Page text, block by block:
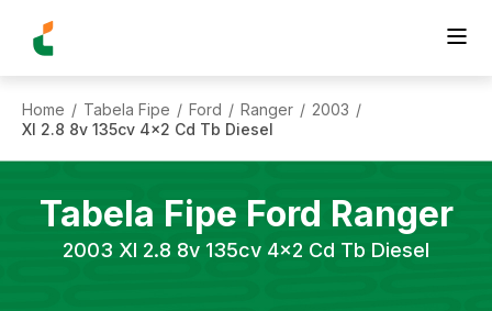
Home / Tabela Fipe / Ford / Ranger / 2003 /
Xl 2.8 8v 135cv 4x2 Cd Tb Diesel
Tabela Fipe Ford Ranger
2003 Xl 2.8 8v 135cv 4x2 Cd Tb Diesel